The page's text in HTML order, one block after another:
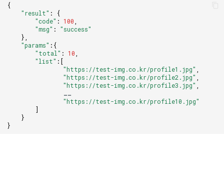
{
"result" :
{
"code" : 100
"msg" :
"success"
},
"params" :{
"total" : 10
"list" : [
"https://test-img.co.kr/profile1.jpg"
"https://test-img.co.kr/profile2.jpg"
"https://test-img.co.kr/profile3.jpg"
……
"https://test-img.co.kr/profile10.jpg"
]
}
}